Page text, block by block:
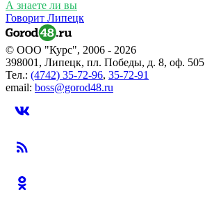
А знаете ли вы
Говорит Липецк
© ООО "Курс", 2006 - 2026
398001, Липецк, пл. Победы, д. 8, оф. 505
Тел.: (4742) 35-72-96, 35-72-91
email: boss@gorod48.ru